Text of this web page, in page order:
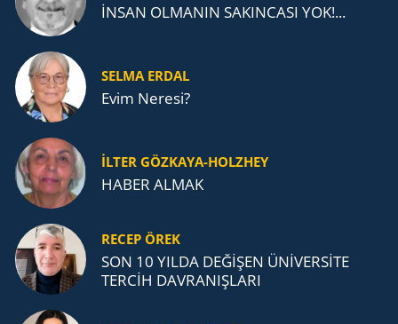
İNSAN OLMANIN SAKINCASI YOK!...
SELMA ERDAL
Evim Neresi?
İLTER GÖZKAYA-HOLZHEY
HABER ALMAK
RECEP ÖREK
SON 10 YILDA DEĞİŞEN ÜNİVERSİTE
TERCİH DAVRANIŞLARI